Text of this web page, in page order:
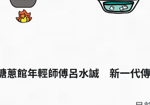
蔥館年輕師傅呂水誠 新一代